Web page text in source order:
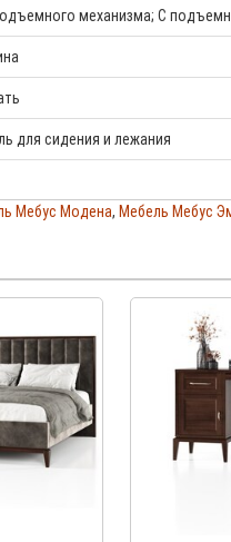
механизма; С
для сидения и лежания
Мебус Модена, Мебель Мебус